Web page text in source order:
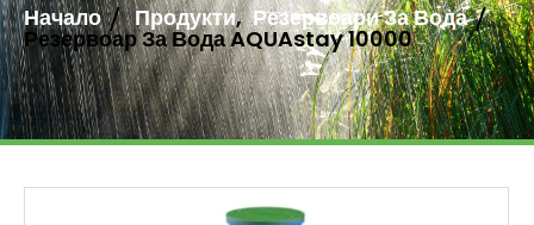
Начало Продукти, Резервоари За Вода
Резервоар За Вода AQUAstay 10000